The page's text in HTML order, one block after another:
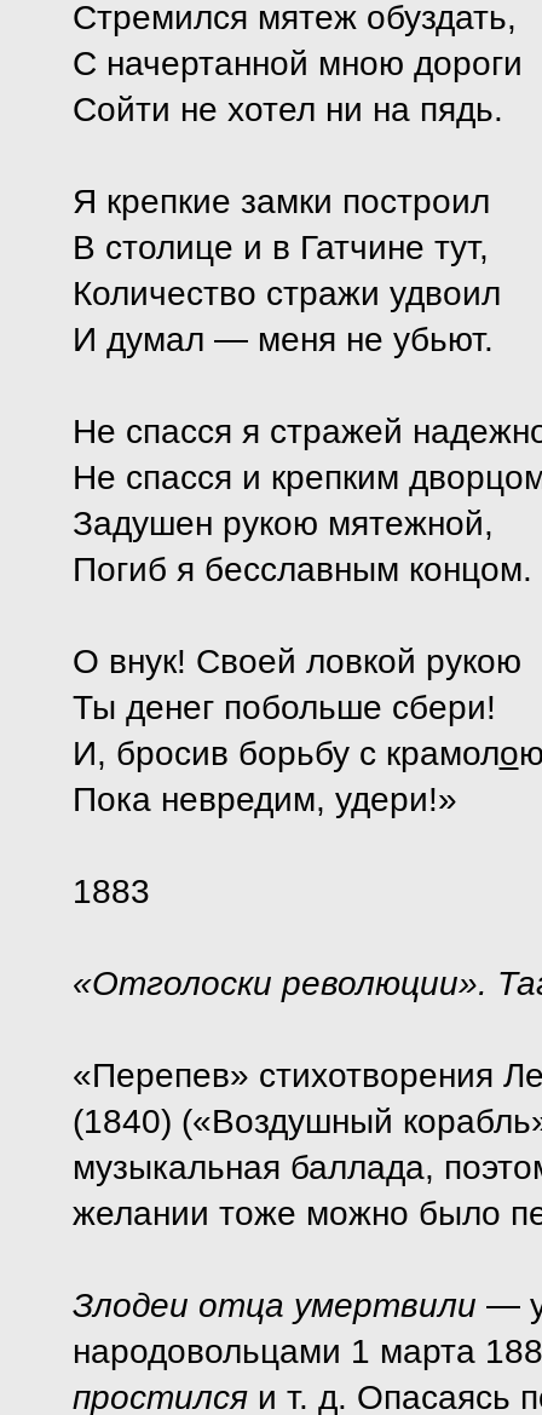
Стремился мятеж обуздать,
С начертанной мною дороги
Сойти не хотел ни на пядь.
Я крепкие замки построил
В столице и в Гатчине тут,
Количество стражи удвоил
И думал — меня не убьют.
Не спасся я стражей
Не спасся и крепким
Задушен рукою мятежной,
Погиб я бесславным концом.
О внук! Своей ловкой рукою
Ты денег побольше сбери!
И, бросив борьбу с крамоло
Пока невредим, удери!»
1883
«Отголоски революции».
«Перепев» стихотворения
(1840) («Воздушный
музыкальная баллада,
желании тоже можно было
Злодеи отца умертвили —
народовольцами 1 марта
простился и т. д. Опасаясь